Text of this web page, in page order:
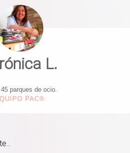
L.
parques de ocio.
PAC®